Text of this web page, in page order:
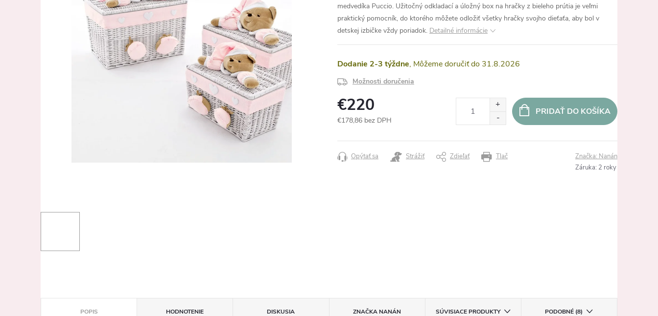
medvedíka Puccio. Užitočný odkladací a úložný box na hračky z bieleho prútia je veľmi
praktický pomocník, do ktorého môžete odložiť všetky hračky svojho dieťaťa, aby bol v
detskej izbičke vždy poriadok. Detailné informácie
Dodanie 2-3 týždne 31.8.2026
Možnosti doručenia
€220
€178,86 bez DPH
cena:
PRIDAŤ DO KOŠÍKA
Tlač
Opýtať sa Strážiť Zdieľať Značka: Nanán
Záruka: 2 roky
POPIS HODNOTENIE DISKUSIA ZNAČKA NANÁN SÚVISIACE PRODUKTY PODOBNÉ (8)